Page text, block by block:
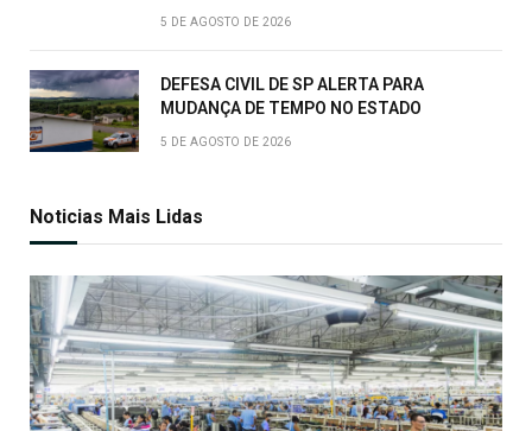
5 DE AGOSTO DE 2026
DEFESA CIVIL DE SP ALERTA PARA
MUDANÇA DE TEMPO NO ESTADO
5 DE AGOSTO DE 2026
Noticias Mais Lidas